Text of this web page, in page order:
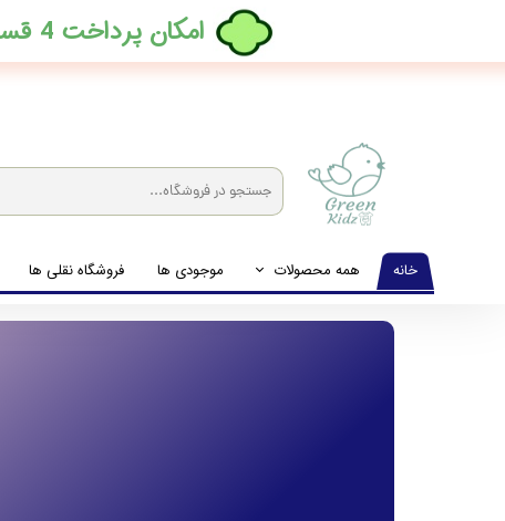
خانه همه محصولات
لباس نوزاد تا نوجوان
موجودی ها فروشگاه نقلی ها
​امکان پرداخت 4 قسطه بدون کارمزد، در ترب پی فعال شد